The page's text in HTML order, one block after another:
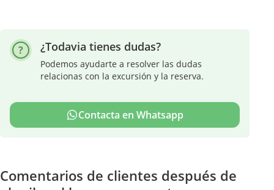
¿Todavia tienes dudas?
Podemos ayudarte a resolver las dudas
relacionas con la excursión y la reserva.
Contacta en Whatsapp
Comentarios de clientes después de